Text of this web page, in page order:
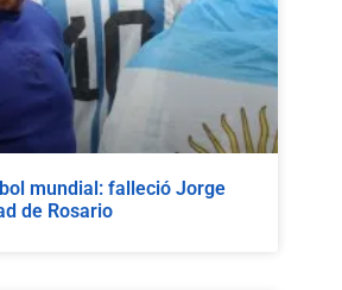
mundial: falleció Jorge
de Rosario